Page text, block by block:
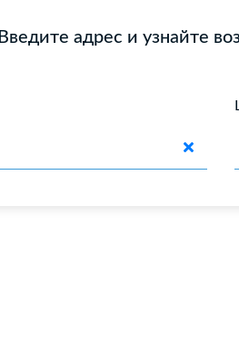
Введите адрес и узнайте